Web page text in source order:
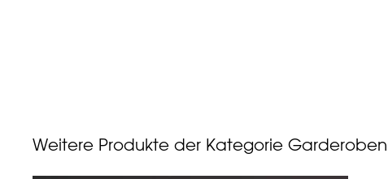
Weitere Produkte der Kategorie Garderoben